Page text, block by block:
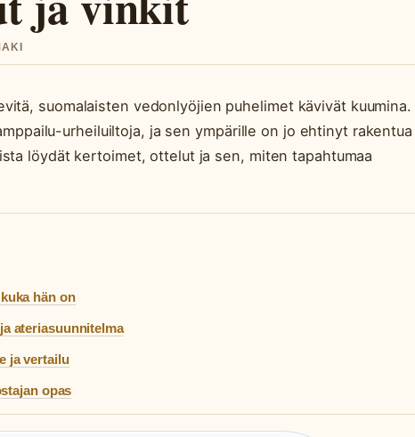
suomalaisten vedonlyöjien puhelimet kävivät kuumina.
urheiluiltoja, ja sen ympärille on jo ehtinyt rakentua
löydät kertoimet, ottelut ja sen, miten tapahtumaa
hän on
ateriasuunnitelma
ja vertailu
opas